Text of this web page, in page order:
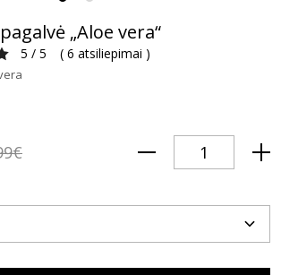
„Aloe vera“
5 / 5 ( 6 atsiliepimai )